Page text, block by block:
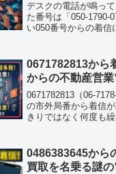
デスクの電話が鳴っ
た番号は「050-1790-
い050番号からの着信
務や受付の担当者と
きか、...
0671782813から
からの不動産営
0671782813（06-
の市外局番から着信
きりではなく何度も
ット上に寄せられて
報...
0486383645から
買取を名乗る謎